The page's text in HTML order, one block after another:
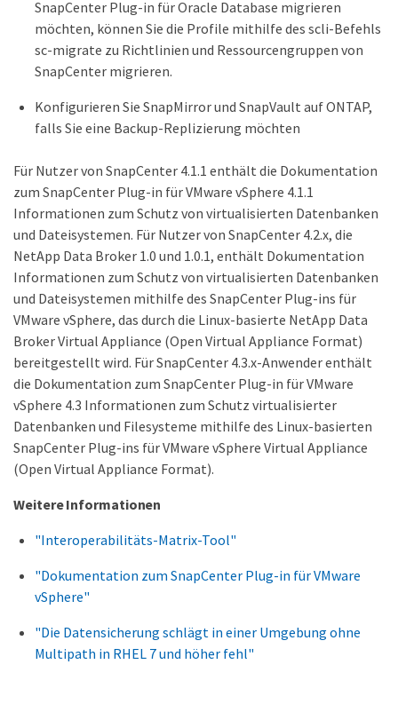
SnapCenter Plug-in für Oracle Database migrieren
möchten, können Sie die Profile mithilfe des scli-Befehls
sc-migrate zu Richtlinien und Ressourcengruppen von
SnapCenter migrieren.
Konfigurieren Sie SnapMirror und SnapVault auf ONTAP,
falls Sie eine Backup-Replizierung möchten
Für Nutzer von SnapCenter 4.1.1 enthält die Dokumentation
zum SnapCenter Plug-in für VMware vSphere 4.1.1
Informationen zum Schutz von virtualisierten Datenbanken
und Dateisystemen. Für Nutzer von SnapCenter 4.2.x, die
NetApp Data Broker 1.0 und 1.0.1, enthält Dokumentation
Informationen zum Schutz von virtualisierten Datenbanken
und Dateisystemen mithilfe des SnapCenter Plug-ins für
VMware vSphere, das durch die Linux-basierte NetApp Data
Broker Virtual Appliance (Open Virtual Appliance Format)
bereitgestellt wird. Für SnapCenter 4.3.x-Anwender enthält
die Dokumentation zum SnapCenter Plug-in für VMware
vSphere 4.3 Informationen zum Schutz virtualisierter
Datenbanken und Filesysteme mithilfe des Linux-basierten
SnapCenter Plug-ins für VMware vSphere Virtual Appliance
(Open Virtual Appliance Format).
Weitere Informationen
"Interoperabilitäts-Matrix-Tool"
"Dokumentation zum SnapCenter Plug-in für VMware
vSphere"
"Die Datensicherung schlägt in einer Umgebung ohne
Multipath in RHEL 7 und höher fehl"